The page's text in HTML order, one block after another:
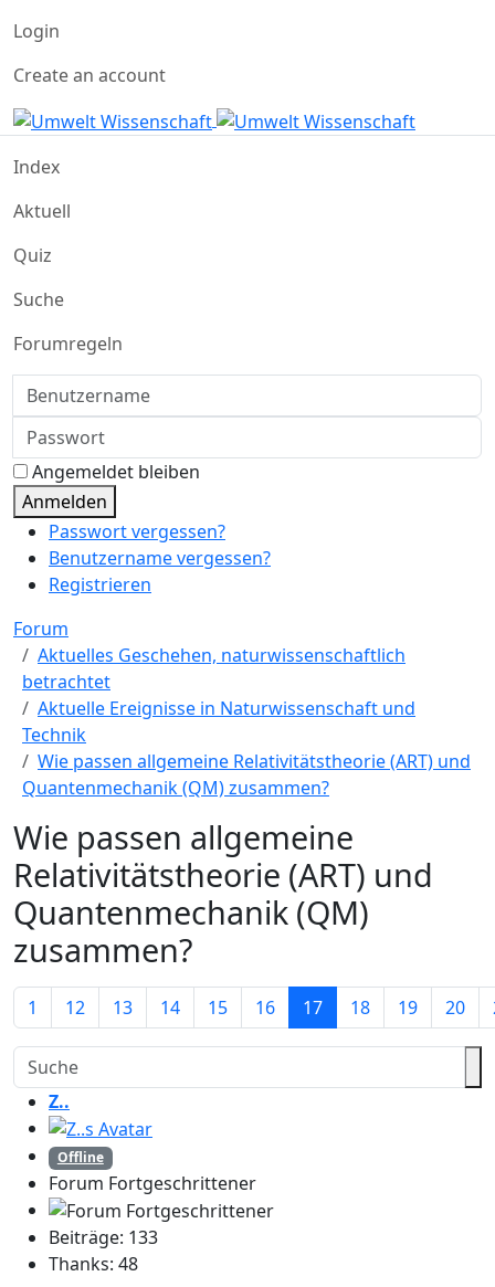
Login
Create an account
Index
Aktuell
Quiz
Suche
Forumregeln
Benutzername
Passwort
Angemeldet bleiben
Anmelden
Passwort vergessen?
Benutzername vergessen?
Registrieren
Forum
Aktuelles Geschehen, naturwissenschaftlich
betrachtet
Aktuelle Ereignisse in Naturwissenschaft und
Technik
Wie passen allgemeine Relativitätstheorie (ART) und
Quantenmechanik (QM) zusammen?
Wie passen allgemeine
Relativitätstheorie (ART) und
Quantenmechanik (QM)
zusammen?
1 12 13 14 15 16 17 18 19 20
Z..
Offline
Forum Fortgeschrittener
Beiträge: 133
Thanks: 48